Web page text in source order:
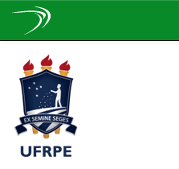
navigation